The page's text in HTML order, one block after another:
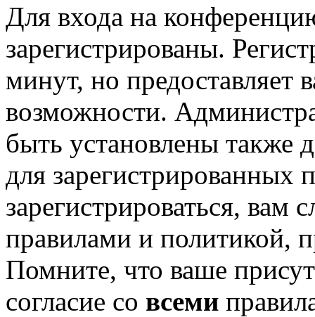
Для входа на
зарегистрированы.
минут, но предоставляет
возможности.
быть установлены также
для зарегистрированных
зарегистрироваться, вам
правилами и политикой,
Помните, что ваше
согласие со всеми